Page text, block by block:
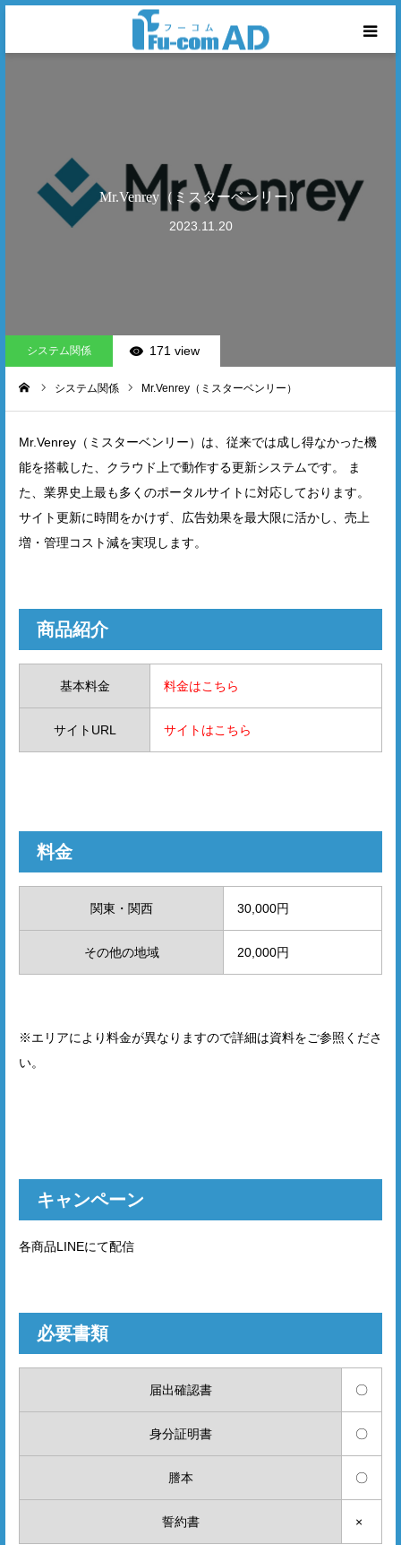
Mr.Venrey（ミスターベンリー）
2023.11.20
システム関係 171 view
システム関係 Mr.Venrey（ミスターベンリー）
Mr.Venrey（ミスターベンリー）は、従来では成し得なかった機
能を搭載した、クラウド上で動作する更新システムです。 ま
た、業界史上最も多くのポータルサイトに対応しております。
サイト更新に時間をかけず、広告効果を最大限に活かし、売上
増・管理コスト減を実現します。
商品紹介
基本料金 料金はこちら
サイトURL サイトはこちら
料金
関東・関西 30,000円
その他の地域 20,000円
※エリアにより料金が異なりますので詳細は資料をご参照くださ
い。
キャンペーン
各商品LINEにて配信
必要書類
届出確認書 〇
身分証明書 〇
謄本 〇
誓約書 ×
商品ランキング
商品カテゴリー